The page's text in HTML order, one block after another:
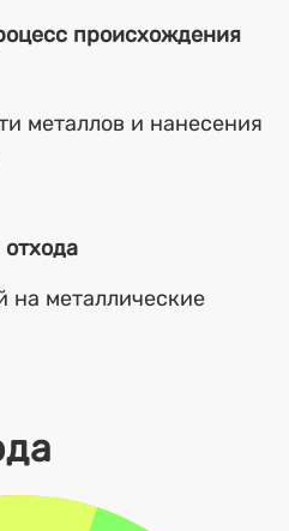
происхождения
металлов и нанесения
на металлические